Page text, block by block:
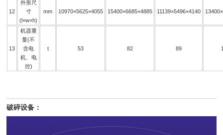
12
外形尺
寸
(l×w×h)
mm 10970×5625×4055 15400×6685×4885 11139×5496×4140
13
机器重
量(不
含电
机、电
控)
t 53 82 89
破碎设备：